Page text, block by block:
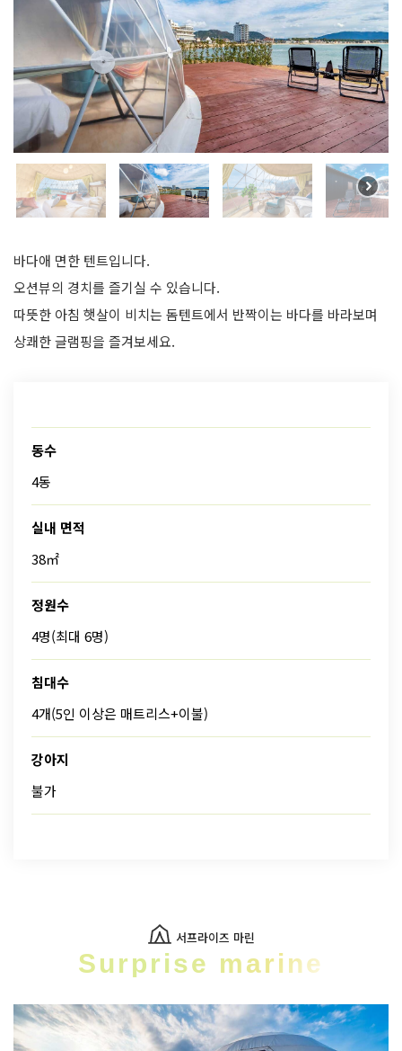
바다애 면한 텐트입니다.
오션뷰의 경치를 즐기실 수 있습니다.
따뜻한 아침 햇살이 비치는 돔텐트에서 반짝이는 바다를 바라보며
상쾌한 글램핑을 즐겨보세요.
동수
4동
실내 면적
38㎡
정원수
4명(최대 6명)
침대수
4개(5인 이상은 매트리스+이불)
강아지
불가
서프라이즈 마린
Surprise marine